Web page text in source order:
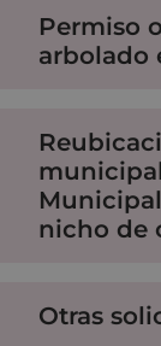
Permiso
arbolado
nicho de
Otras